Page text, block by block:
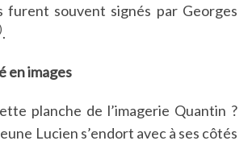
furent souvent signés par Georges
).
en images
planche de l’imagerie Quantin ?
Lucien s’endort avec à ses côtés